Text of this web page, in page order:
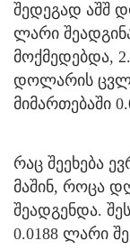
შედეგად აშშ
ლარი
მოქმედებდა,
დოლარის
მიმართებაში
რაც შეეხება
მაშინ, როცა
შეადგენდა.
0.0188 ლარი